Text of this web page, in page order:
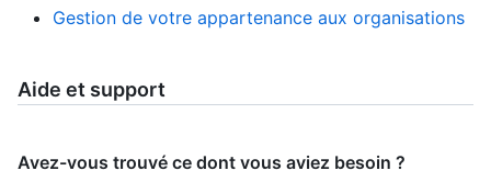
Gestion de votre appartenance aux organisations
Aide et support
Avez-vous trouvé ce dont vous aviez besoin ?